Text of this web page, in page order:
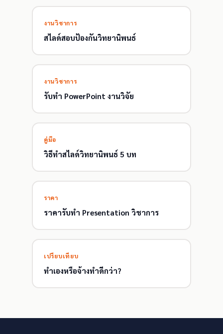
งานวิชาการ
สไลด์สอบป้องกันวิทยานิพนธ์
งานวิชาการ
รับทำ PowerPoint งานวิจัย
คู่มือ
วิธีทำสไลด์วิทยานิพนธ์ 5 บท
ราคา
ราคารับทำ Presentation วิชาการ
เปรียบเทียบ
ทำเองหรือจ้างทำดีกว่า?